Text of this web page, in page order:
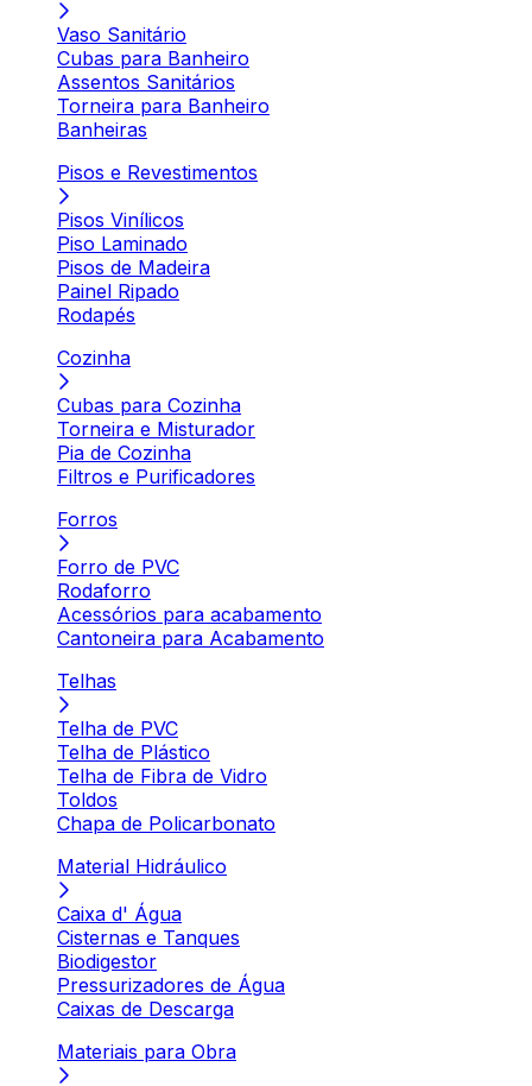
Vaso Sanitário
Cubas para Banheiro
Assentos Sanitários
Torneira para Banheiro
Banheiras
Pisos e Revestimentos
Pisos Vinílicos
Piso Laminado
Pisos de Madeira
Painel Ripado
Rodapés
Cozinha
Cubas para Cozinha
Torneira e Misturador
Pia de Cozinha
Filtros e Purificadores
Forros
Forro de PVC
Rodaforro
Acessórios para acabamento
Cantoneira para Acabamento
Telhas
Telha de PVC
Telha de Plástico
Telha de Fibra de Vidro
Toldos
Chapa de Policarbonato
Material Hidráulico
Caixa d' Água
Cisternas e Tanques
Biodigestor
Pressurizadores de Água
Caixas de Descarga
Materiais para Obra